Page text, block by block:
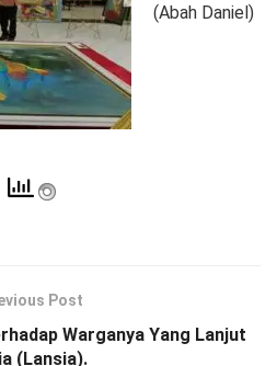
(Abah Daniel)
Post
Warganya Yang Lanjut
(Lansia).